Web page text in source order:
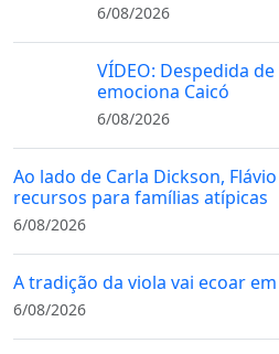
6/08/2026
VÍDEO: Despedida
emociona Caicó
6/08/2026
Ao lado de Carla Dickson,
recursos para famílias atípicas
6/08/2026
A tradição da viola vai ecoar
6/08/2026